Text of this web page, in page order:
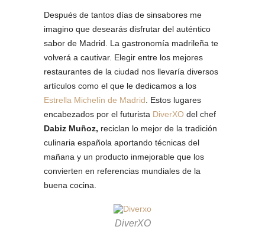
Después de tantos días de sinsabores me
imagino que desearás disfrutar del auténtico
sabor de Madrid. La gastronomía madrileña te
volverá a cautivar. Elegir entre los mejores
restaurantes de la ciudad nos llevaría diversos
artículos como el que le dedicamos a los
Estrella Michelín de Madrid . Estos lugares
encabezados por el futurista DiverXO del chef
Dabiz Muñoz, reciclan lo mejor de la tradición
culinaria española aportando técnicas del
mañana y un producto inmejorable que los
convierten en referencias mundiales de la
buena cocina.
DiverXO